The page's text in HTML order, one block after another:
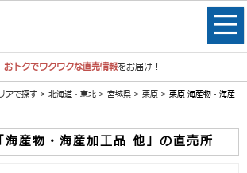
おトクでワクワクな直売情報をお届け！
アで探す > 北海道・東北 > 宮城県 > 栗原 > 栗原 海産物・海産
海産物・海産加工品 他」の直売所